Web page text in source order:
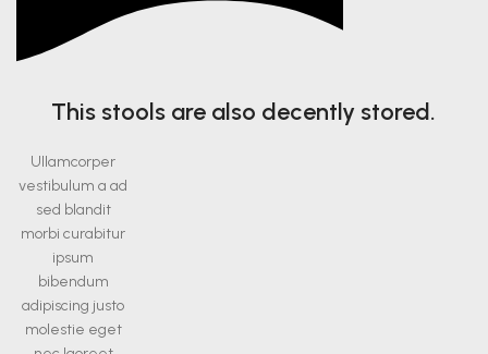
This stools are also decently stored.
Ullamcorper
vestibulum a ad
sed blandit
morbi curabitur
ipsum
bibendum
adipiscing justo
molestie eget